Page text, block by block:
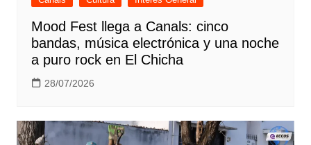
Mood Fest llega a Canals: cinco
bandas, música electrónica y una noche
a puro rock en El Chicha
28/07/2026